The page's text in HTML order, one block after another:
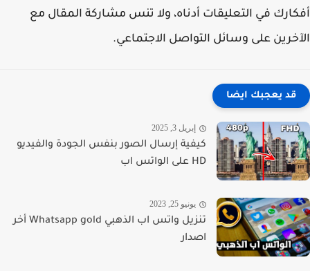
في التعليقات أدناه، ولا تنس مشاركة المقال مع
على وسائل التواصل الاجتماعي.
قد يعجبك ايضا
إبريل 3, 2025
كيفية إرسال الصور بنفس الجودة والفيديو
HD على الواتس اب
يونيو 25, 2023
تنزيل واتس اب الذهبي Whatsapp gold أخر
اصدار